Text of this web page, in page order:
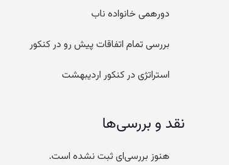
دورهمی خانواده ناب
بررسی تمام اتفاقات پیش رو در کنکور
استراتژی در کنکور اردیبهشت
نقد و بررسی‌ها
هنوز بررسی‌ای ثبت نشده است.